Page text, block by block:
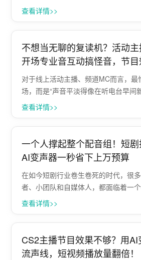
更像是一个个可以连麦唠嗑、整活、交
往会面临一个巨大的痛点···
查看详情>>
不想当无聊的复读机？活动主
开场专业音互动搞怪音，节目
对于线上活动主播、频道MC而言，最
场，而是“声音平淡得像在听电台早间
小时的直播或线上活动中，单调的语调
索然无味。 很多新晋主持人都面临一个
查看详情>>
一个人撑起整个配音组！短
AI变声器一秒省下上万预算
在如今短剧行业卷生卷死的时代，很
者、小团队和自媒体人，都面临着一
剧本写好了、分镜画好了、场地也布置
主、反派、甚至老奶奶、小孩子等五六
查看详情>>
CS2主播节目效果不够？用AI
流声线，短视频播放量翻倍！